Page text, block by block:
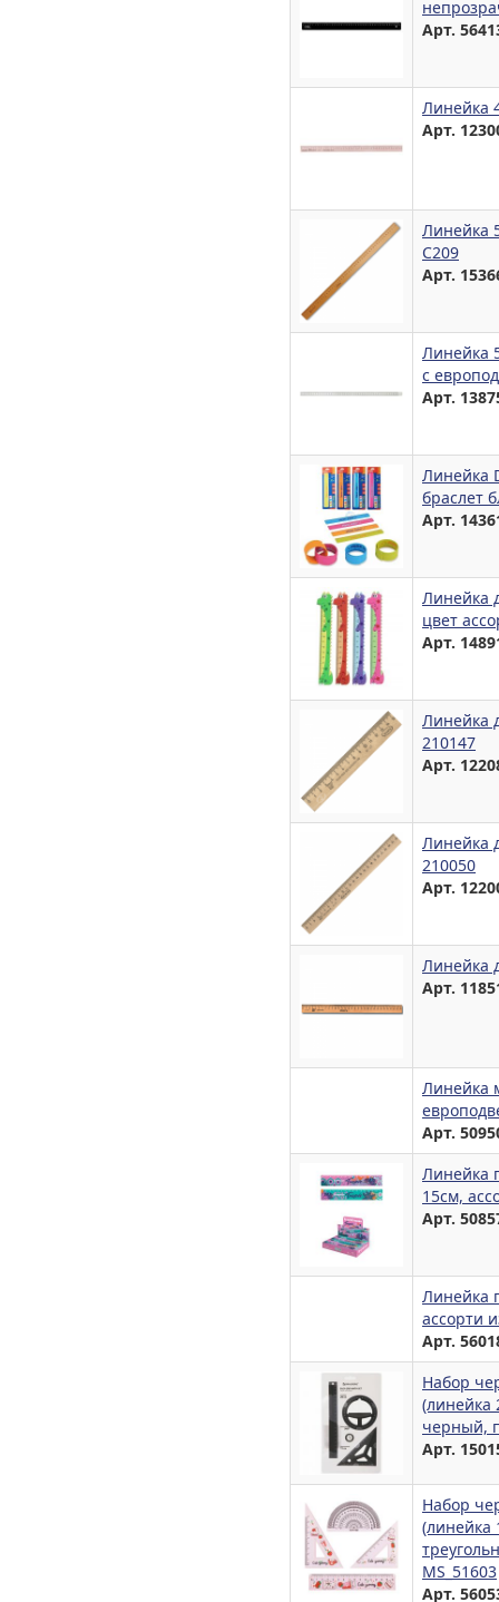
Арт.
Линейка
Арт.
Линейка
С209
Арт.
Линейка
с
Арт.
Линейка
браслет
Арт.
Линейка
цвет
Арт.
Линейка
210147
Арт.
Линейка
210050
Арт.
Линейка
Арт.
Линейка
Арт.
Линейка
15см,
Арт.
Линейка
ассорти
Арт.
Набор
(линейка
черный,
Арт.
Набор
(линейка
MS_51603
Арт.